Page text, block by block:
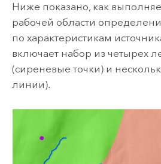
Ниже показано, как
рабочей области
по характеристикам
включает набор из четырех
(сиреневые точки) и
линии).